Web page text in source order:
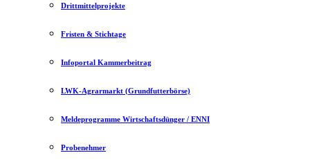
Drittmittelprojekte
Fristen & Stichtage
Infoportal Kammerbeitrag
LWK-Agrarmarkt (Grundfutterbörse)
Meldeprogramme Wirtschaftsdünger / ENNI
Probenehmer